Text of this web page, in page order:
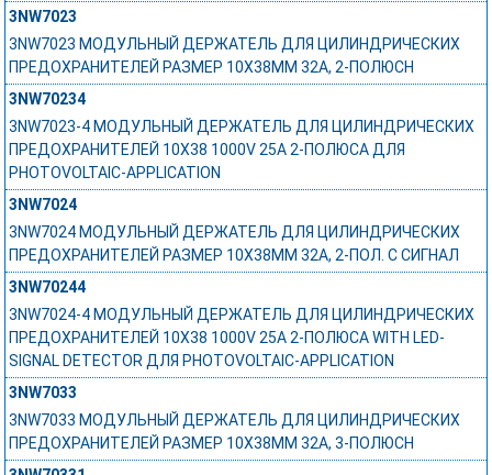
3NW7023
3NW7023 МОДУЛЬНЫЙ ДЕРЖАТЕЛЬ ДЛЯ ЦИЛИНДРИЧЕСКИХ
ПРЕДОХРАНИТЕЛЕЙ РАЗМЕР 10X38MM 32A, 2-ПОЛЮСН
3NW70234
3NW7023-4 МОДУЛЬНЫЙ ДЕРЖАТЕЛЬ ДЛЯ ЦИЛИНДРИЧЕСКИХ
ПРЕДОХРАНИТЕЛЕЙ 10X38 1000V 25A 2-ПОЛЮСА ДЛЯ
PHOTOVOLTAIC-APPLICATION
3NW7024
3NW7024 МОДУЛЬНЫЙ ДЕРЖАТЕЛЬ ДЛЯ ЦИЛИНДРИЧЕСКИХ
ПРЕДОХРАНИТЕЛЕЙ РАЗМЕР 10X38MM 32A, 2-ПОЛ. С СИГНАЛ
3NW70244
3NW7024-4 МОДУЛЬНЫЙ ДЕРЖАТЕЛЬ ДЛЯ ЦИЛИНДРИЧЕСКИХ
ПРЕДОХРАНИТЕЛЕЙ 10X38 1000V 25A 2-ПОЛЮСА WITH LED-
SIGNAL DETECTOR ДЛЯ PHOTOVOLTAIC-APPLICATION
3NW7033
3NW7033 МОДУЛЬНЫЙ ДЕРЖАТЕЛЬ ДЛЯ ЦИЛИНДРИЧЕСКИХ
ПРЕДОХРАНИТЕЛЕЙ РАЗМЕР 10X38MM 32A, 3-ПОЛЮСН